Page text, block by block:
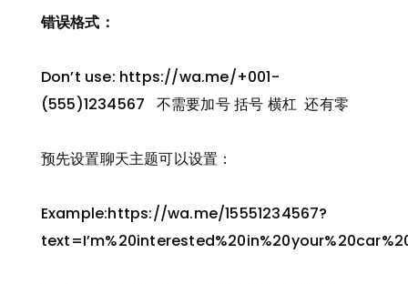
错误格式：
Don’t use: https://wa.me/+001-
(555)1234567 不需要加号 括号 横杠 还有零
预先设置聊天主题可以设置：
Example:https://wa.me/15551234567?